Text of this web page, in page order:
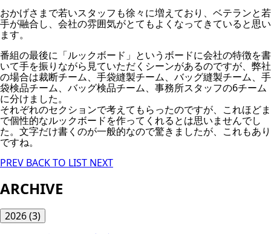
おかげさまで若いスタッフも徐々に増えており、ベテランと若
手が融合し、会社の雰囲気がとてもよくなってきていると思い
ます。
番組の最後に「ルックボード」というボードに会社の特徴を書
いて手を振りながら見ていただくシーンがあるのですが、弊社
の場合は裁断チーム、手袋縫製チーム、バッグ縫製チーム、手
袋検品チーム、バッグ検品チーム、事務所スタッフの6チーム
に分けました。
それぞれのセクションで考えてもらったのですが、これほどま
で個性的なルックボードを作ってくれるとは思いませんでし
た。文字だけ書くのが一般的なので驚きましたが、これもあり
ですね。
PREV BACK TO LIST NEXT
ARCHIVE
2026(3)